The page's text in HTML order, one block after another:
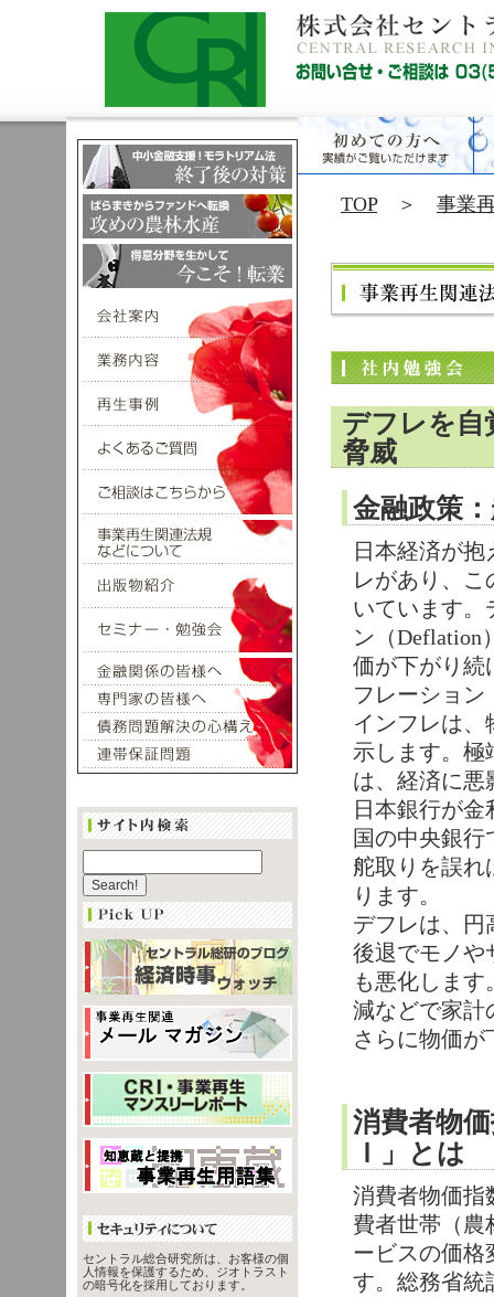
TOP＞ 事業
デフレを自
脅威
金融政策
日本経済が
レがあり、
いています。
ン（Deflation
価が下がり続
フレーション
インフレは、
示します。極
は、経済に悪
日本銀行が
国の中央銀
舵取りを誤れ
ります。
デフレは、円
後退でモノや
も悪化しま
減などで家計
さらに物価が
消費者物
Ｉ」とは
消費者物価指
費者世帯（農
ービスの価格
す。総務省統
セントラル総合研究所は、お客様の個
人情報を保護するため、ジオトラスト
の暗号化を採用しております。